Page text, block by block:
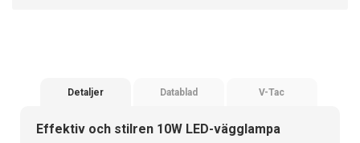
Detaljer Datablad V-Tac
Effektiv och stilren 10W LED-vägglampa